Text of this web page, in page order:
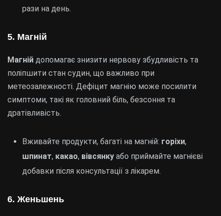
рази на день.
5. Магній
Магній допомагає знизити нервову збудливість та
поліпшити стан судин, що важливо при
метеозалежності. Дефіцит магнію може посилити
симптоми, такі як головний біль, безсоння та
дратівливість.
Вживайте продукти, багаті на магній: горіхи,
шпинат, какао, вівсянку або приймайте магнієві
добавки після консультації з лікарем.
6. Женьшень